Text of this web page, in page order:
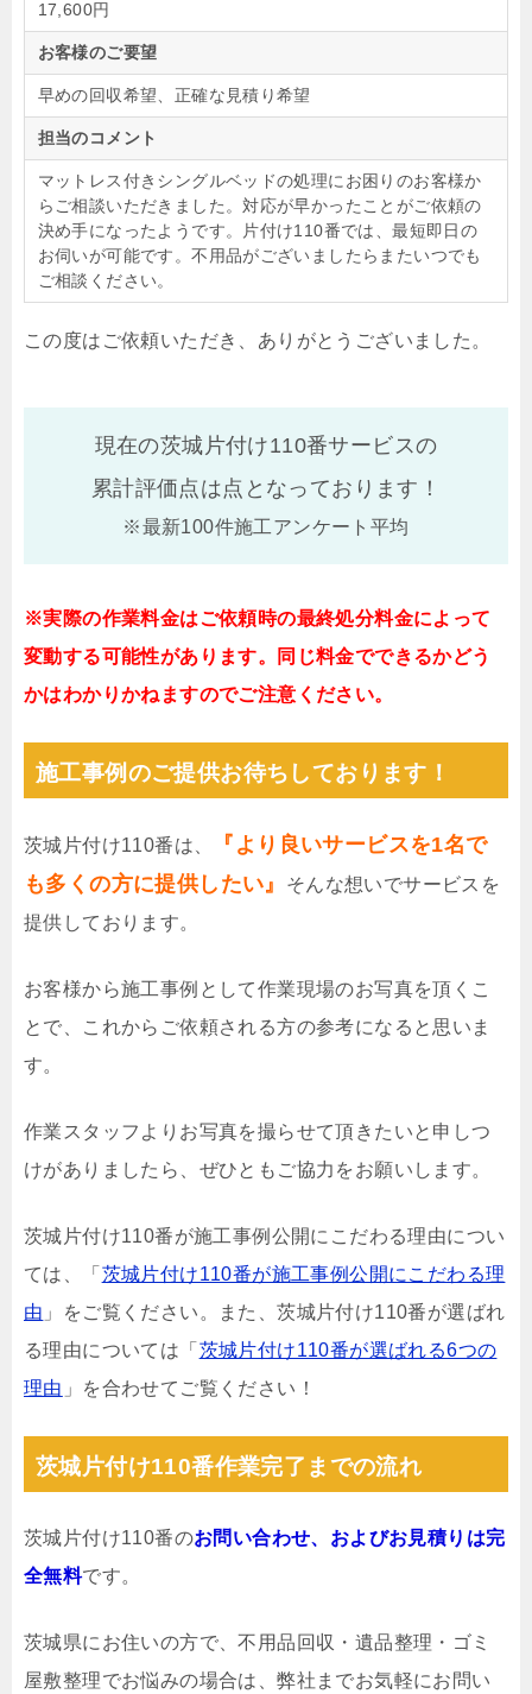
17,600円
お客様のご要望
早めの回収希望、正確な見積り希望
担当のコメント
マットレス付きシングルベッドの処理にお困りのお客様か
らご相談いただきました。対応が早かったことがご依頼の
決め手になったようです。片付け110番では、最短即日の
お伺いが可能です。不用品がございましたらまたいつでも
ご相談ください。
この度はご依頼いただき、ありがとうございました。
現在の茨城片付け110番サービスの
累計評価点は点となっております！
※最新100件施工アンケート平均
※実際の作業料金はご依頼時の最終処分料金によって
変動する可能性があります。同じ料金でできるかどう
かはわかりかねますのでご注意ください。
施工事例のご提供お待ちしております！
茨城片付け110番は、
『より良いサービスを1名で
も多くの方に提供したい』
そんな想いでサービスを
提供しております。
お客様から施工事例として作業現場のお写真を頂くこ
とで、これからご依頼される方の参考になると思いま
す。
作業スタッフよりお写真を撮らせて頂きたいと申しつ
けがありましたら、ぜひともご協力をお願いします。
茨城片付け110番が施工事例公開にこだわる理由につい
ては、「 茨城片付け110番が施工事例公開にこだわる理
由 」をご覧ください。また、茨城片付け110番が選ばれ
る理由については「 茨城片付け110番が選ばれる6つの
理由 」を合わせてご覧ください！
茨城片付け110番作業完了までの流れ
茨城片付け110番のお問い合わせ、およびお見積りは完
全無料です。
茨城県にお住いの方で、不用品回収・遺品整理・ゴミ
屋敷整理でお悩みの場合は、弊社までお気軽にお問い